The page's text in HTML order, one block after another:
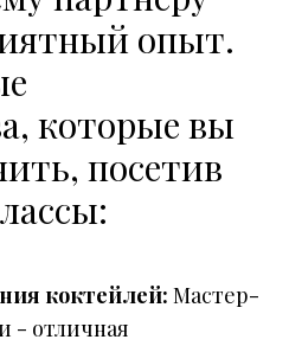
опыт.
которые вы
посетив
коктейлей: Мастер-
- отличная